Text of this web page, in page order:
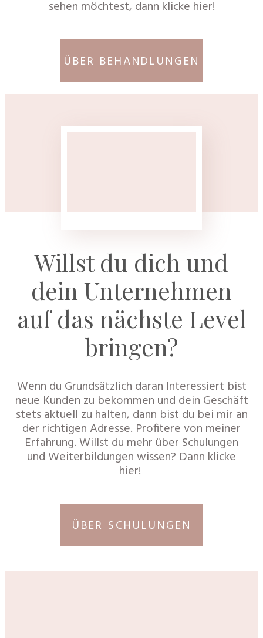
sehen möchtest, dann klicke hier!
ÜBER BEHANDLUNGEN
Willst du dich und
dein Unternehmen
auf das nächste Level
bringen?
Wenn du Grundsätzlich daran Interessiert bist
neue Kunden zu bekommen und dein Geschäft
stets aktuell zu halten, dann bist du bei mir an
der richtigen Adresse. Profitere von meiner
Erfahrung. Willst du mehr über Schulungen
und Weiterbildungen wissen? Dann klicke
hier!
ÜBER SCHULUNGEN